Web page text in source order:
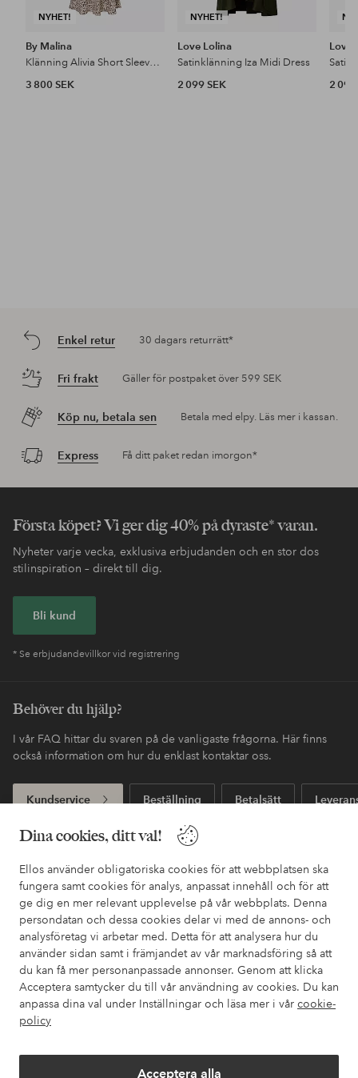
Dina cookies, ditt val!
Ellos använder obligatoriska cookies för att webbplatsen ska
fungera samt cookies för analys, anpassat innehåll och för att
ge dig en mer relevant upplevelse på vår webbplats. Denna
persondatan och dessa cookies delar vi med de annons- och
analysföretag vi arbetar med. Detta för att analysera hur du
använder sidan samt i främjandet av vår marknadsföring så att
du kan få mer personanpassade annonser. Genom att klicka
Acceptera samtycker du till vår användning av cookies. Du kan
anpassa dina val under Inställningar och läsa mer i vår cookie-
policy
Acceptera alla
NYHET!
By Malina
Klänning Alivia Short Sleeve Satin Midi Dress
3 800 SEK
NYHET!
Love Lolina
Satinklänning Iza Midi Dress
2 099 SEK
Love
2 099
Enkel retur 30 dagars returrätt*
Fri frakt Gäller för postpaket över 599 SEK
Köp nu, betala sen Betala med elpy. Läs mer i kassan.
Express Få ditt paket redan imorgon*
Första köpet? Vi ger dig 40% på dyraste* varan.
Nyheter varje vecka, exklusiva erbjudanden och en stor dos
stilinspiration – direkt till dig.
Bli kund
* Se erbjudandevillkor vid registrering
Behöver du hjälp?
I vår FAQ hittar du svaren på de vanligaste frågorna. Här finns
också information om hur du enklast kontaktar oss.
Kundservice Beställning Betalsätt
Mina sidor
Om Ellos
Våra tjänster
Villkor